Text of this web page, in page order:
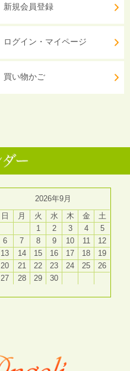
新規会員登録
ログイン・マイページ
買い物かご
2026年9月
日
月 火 水 木 金
土
1
2 3 4
5
6
7 8 9 10 11
12
13
14 15 16 17 18
19
20
21 22 23 24 25
26
27
28 29 30